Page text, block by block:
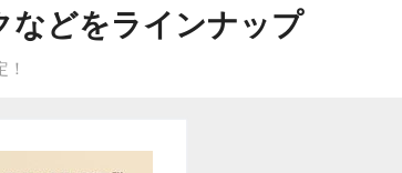
などをラインナップ